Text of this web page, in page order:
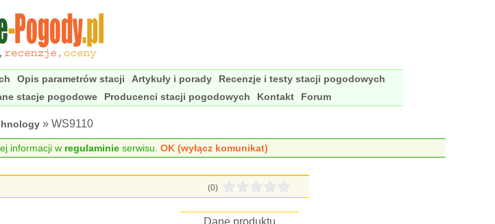
Opis parametrów stacji Artykuły i porady
Recenzje i testy stacji pogodowych
stacje pogodowe Producenci stacji pogodowych Kontakt Forum
» WS9110
informacji w regulaminieserwisu. OK (wyłącz komunikat)
(0)
Dane produktu